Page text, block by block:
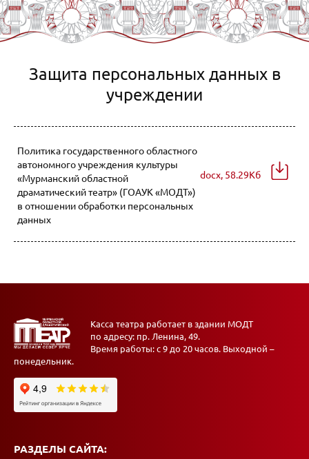
Защита персональных данных в
учреждении
Политика государственного областного
автономного учреждения культуры
«Мурманский областной
драматический театр» (ГОАУК «МОДТ»)
в отношении обработки персональных
данных
docx, 58.29Кб
Касса театра работает в здании МОДТ
по адресу: пр. Ленина, 49.
Время работы: с 9 до 20 часов. Выходной –
понедельник.
РАЗДЕЛЫ САЙТА: